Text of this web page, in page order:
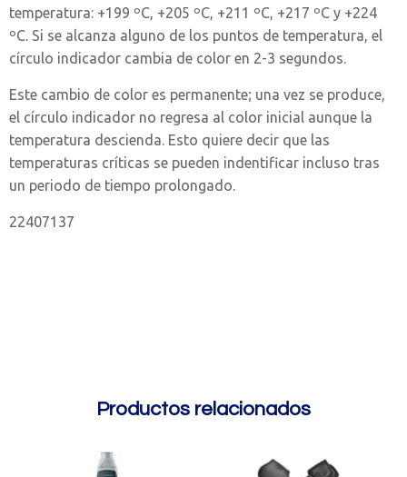
temperatura: +199 ºC, +205 ºC, +211 ºC, +217 ºC y +224
ºC. Si se alcanza alguno de los puntos de temperatura, el
círculo indicador cambia de color en 2-3 segundos.
Este cambio de color es permanente; una vez se produce,
el círculo indicador no regresa al color inicial aunque la
temperatura descienda. Esto quiere decir que las
temperaturas críticas se pueden indentificar incluso tras
un periodo de tiempo prolongado.
22407137
Productos relacionados